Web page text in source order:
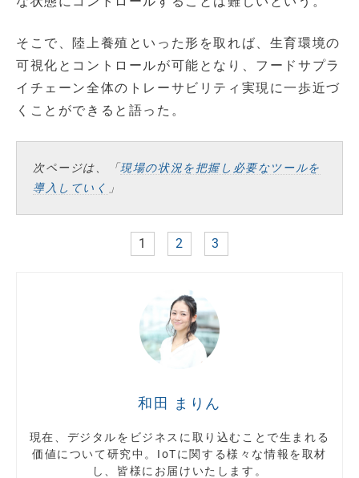
そこで、陸上養殖といった形を取れば、生育環境の
可視化とコントロールが可能となり、フードサプラ
イチェーン全体のトレーサビリティ実現に一歩近づ
くことができると語った。
次ページは、「現場の状況を把握し必要なツールを
導入していく 」
1 2 3
和田 まりん
現在、デジタルをビジネスに取り込むことで生まれる
価値について研究中。IoTに関する様々な情報を取材
し、皆様にお届けいたします。